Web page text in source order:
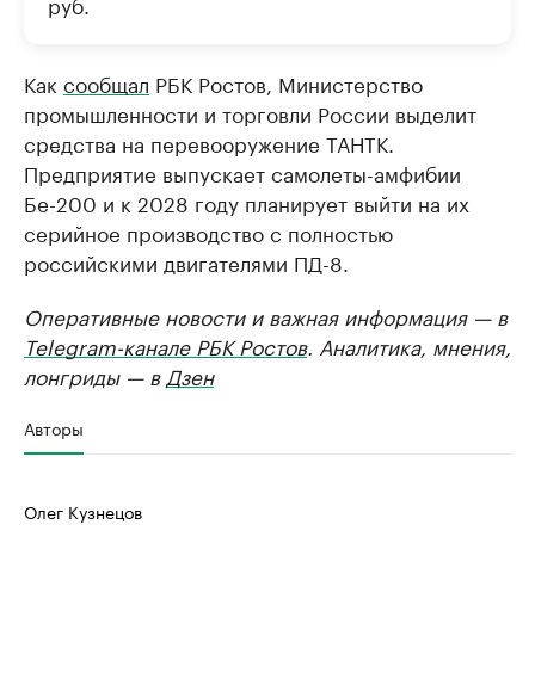
Как сообщал РБК Ростов, Министерство
промышленности и торговли России выделит
средства на перевооружение ТАНТК.
Предприятие выпускает самолеты-амфибии
Бе-200 и к 2028 году планирует выйти на их
серийное производство с полностью
российскими двигателями ПД-8.
Оперативные новости и важная информация — в
Telegram-канале РБК Ростов. Аналитика, мнения,
лонгриды — в Дзен
Авторы
Олег Кузнецов